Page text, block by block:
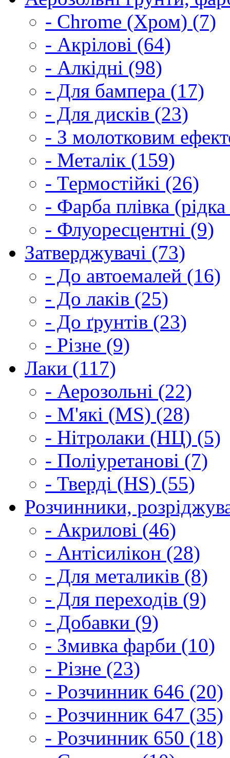
- Chrome (Хром) (7)
- Акрілові (64)
- Алкідні (98)
- Для бампера (17)
- Для дисків (23)
- З молотковим
- Металік (159)
- Термостійкі (26)
- Фарба плівка
- Флуоресцентні (9)
Затверджувачі (73)
- До автоемалей (16)
- До лаків (25)
- До ґрунтів (23)
- Різне (9)
Лаки (117)
- Аерозольні (22)
- М'які (MS) (28)
- Нітролаки (НЦ) (5)
- Поліуретанові (7)
- Тверді (HS) (55)
Розчинники,
- Акрилові (46)
- Антісилікон (28)
- Для металиків (8)
- Для переходів (9)
- Добавки (9)
- Змивка фарби (10)
- Різне (23)
- Розчинник 646 (20)
- Розчинник 647 (35)
- Розчинник 650 (18)